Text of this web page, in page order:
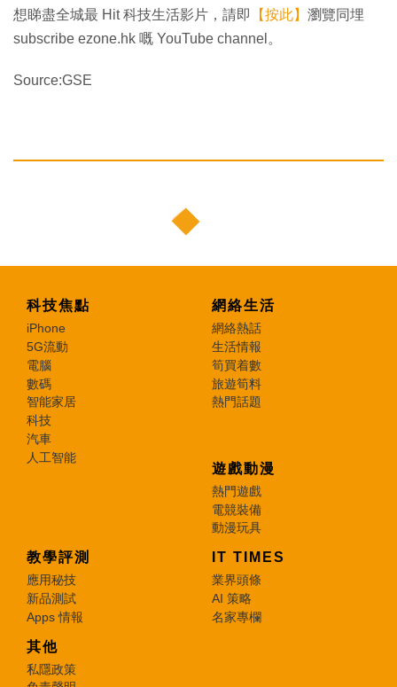
想睇盡全城最 Hit 科技生活影片，請即 【按此】 瀏覽同埋
subscribe ezone.hk 嘅 YouTube channel。
Source:GSE
科技焦點
iPhone
5G流動
電腦
數碼
智能家居
科技
汽車
人工智能
網絡生活
網絡熱話
生活情報
筍買着數
旅遊筍料
熱門話題
遊戲動漫
熱門遊戲
電競裝備
動漫玩具
教學評測
應用秘技
新品測試
Apps 情報
IT TIMES
業界頭條
AI 策略
名家專欄
其他
私隱政策